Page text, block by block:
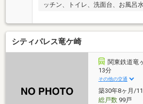
ッチン、トイレ、洗面台、お風呂
リフォームがされており、とても
す。・インプラス（2重窓）導入
部屋になっています。・高層階の
す（各種花火大会等鑑賞できます
ー、ホームセンター等徒歩圏内で
地です。【支払い例】 36，925
円 期間：20年 金利：1.3％（変
要 ※借入には金融機関所定の審査
は一例です。最適な資金計画をご
ます。
シティパレス竜ケ崎
関東鉄道竜
13分
その他の交通
築30年8ヶ月/
総戸数99戸